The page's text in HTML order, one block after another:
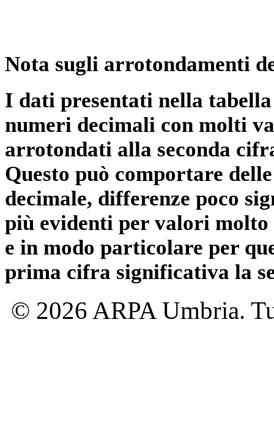
Nota sugli arrotondamenti
I dati presentati nella
numeri decimali con molti
arrotondati alla seconda
Questo può comportare
decimale, differenze poco
più evidenti per valori
e in modo particolare per
prima cifra significativa la
© 2026 ARPA Umbria.